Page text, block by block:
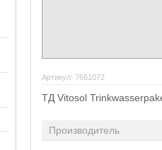
Артикул: 7661072
ТД Vitosol
Производитель